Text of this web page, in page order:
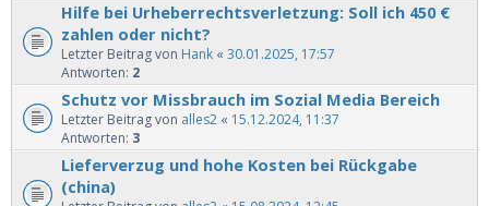
Hilfe bei Urheberrechtsverletzung: Soll ich 450 €
zahlen oder nicht?
Letzter Beitrag von Hank « 30.01.2025, 17:57
Antworten: 2
Schutz vor Missbrauch im Sozial Media Bereich
Letzter Beitrag von alles2 « 15.12.2024, 11:37
Antworten: 3
Lieferverzug und hohe Kosten bei Rückgabe
(china)